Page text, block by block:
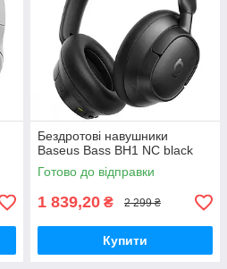
Бездротові навушники
Baseus Bass BH1 NC black
Готово до відправки
1 839,20 ₴ 2 299 ₴
Купити